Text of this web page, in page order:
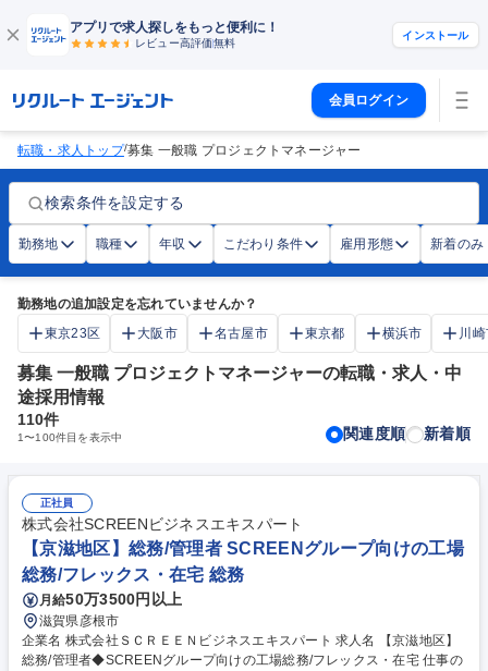
アプリで求人探しをもっと便利に！
レビュー高評価無料
インストール
会員ログイン
転職・求人トップ/募集 一般職 プロジェクトマネージャー
検索条件を設定する
勤務地 職種 年収 こだわり条件 雇用形態 新着のみ
勤務地の追加設定を忘れていませんか？
東京23区
大阪市 名古屋市 東京都 横浜市 川
募集 一般職 プロジェクトマネージャーの転職・求人・中
途採用情報
110件
1〜100件目を表示中 関連度順 新着順
正社員
株式会社SCREENビジネスエキスパート
【京滋地区】総務/管理者 SCREENグループ向けの工場
総務/フレックス・在宅 総務
月給50万3500円以上
滋賀県彦根市
企業名 株式会社ＳＣＲＥＥＮビジネスエキスパート 求人名 【京滋地区】
総務/管理者◆SCREENグループ向けの工場総務/フレックス・在宅 仕事の